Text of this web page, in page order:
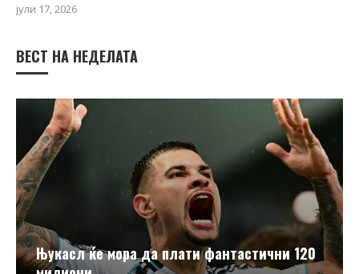
јули 17, 2026
ВЕСТ НА НЕДЕЛАТА
Њукасл ќе мора да плати фантастични 120